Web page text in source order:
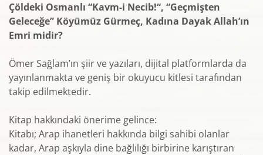
Çöldeki Osmanlı “Kavm-i Necib!“, “Geçmişten
Geleceğe” Köyümüz Gürmeç, Kadına Dayak Allah’ın
Emri midir?
Ömer Sağlam’ın şiir ve yazıları, dijital platformlarda da
yayınlanmakta ve geniş bir okuyucu kitlesi tarafından
takip edilmektedir.
Kitap hakkındaki önerime gelince:
Kitabı; Arap ihanetleri hakkında bilgi sahibi olanlar
kadar, Arap aşkıyla dine bağlılığı birbirine karıştıran